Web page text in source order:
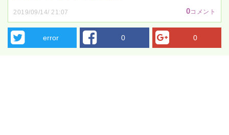
2019/09/14/ 21:07 0コメント
error 0 0